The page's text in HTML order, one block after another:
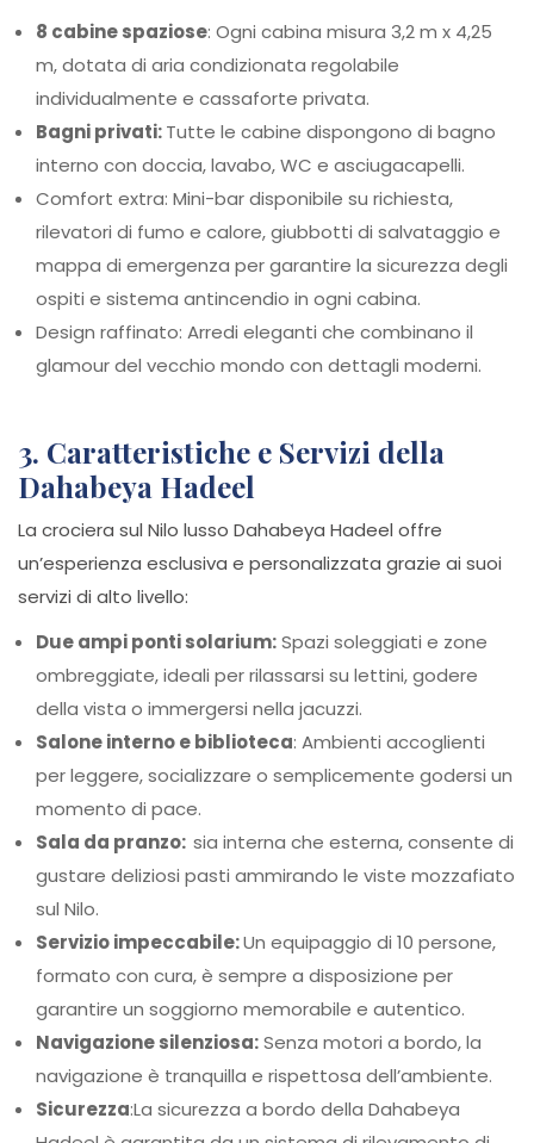
8 cabine spaziose: Ogni cabina misura 3,2 m x 4,25
m, dotata di aria condizionata regolabile
individualmente e cassaforte privata.
Bagni privati:Tutte le cabine dispongono di bagno
interno con doccia, lavabo, WC e asciugacapelli.
Comfort extra: Mini-bar disponibile su richiesta,
rilevatori di fumo e calore, giubbotti di salvataggio e
mappa di emergenza per garantire la sicurezza degli
ospiti e sistema antincendio in ogni cabina.
Design raffinato: Arredi eleganti che combinano il
glamour del vecchio mondo con dettagli moderni.
3. Caratteristiche e Servizi della
Dahabeya Hadeel
La crociera sul Nilo lusso Dahabeya Hadeel offre
un’esperienza esclusiva e personalizzata grazie ai suoi
servizi di alto livello:
Due ampi ponti solarium:Spazi soleggiati e zone
ombreggiate, ideali per rilassarsi su lettini, godere
della vista o immergersi nella jacuzzi.
Salone interno e biblioteca: Ambienti accoglienti
per leggere, socializzare o semplicemente godersi un
momento di pace.
Sala da pranzo: sia interna che esterna, consente di
gustare deliziosi pasti ammirando le viste mozzafiato
sul Nilo.
Servizio impeccabile:Un equipaggio di 10 persone,
formato con cura, è sempre a disposizione per
garantire un soggiorno memorabile e autentico.
Navigazione silenziosa:Senza motori a bordo, la
navigazione è tranquilla e rispettosa dell’ambiente.
Sicurezza:La sicurezza a bordo della Dahabeya